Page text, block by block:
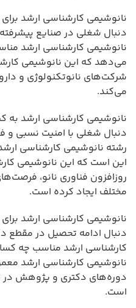
نانوشیمی کارشناسی ارشد
دنبال شغلی در صنایع
نانوشیمی کارشناسی ارشد
می‌دهد که این نانوشیمی
شرکت‌های نانوتکنولوژی و
می‌کند.
نانوشیمی کارشناسی ارشد
دنبال شغلی با امنیت نسبی و
رشته نانوشیمی کارشناسی
این است که این نانوشیمی
روزافزون فناوری نانو،
مختلف ایجاد کرده است.
نانوشیمی کارشناسی ارشد
دنبال ادامه تحصیل در مقطع
کارشناسی ارشد مناسب چه
نانوشیمی کارشناسی ارشد
دوره‌های دکتری و پژوهش در
است.